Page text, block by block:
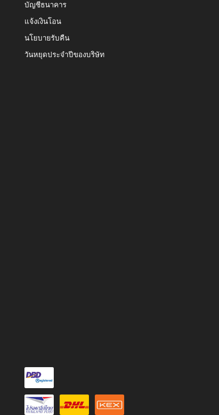
บัญชีธนาคาร
แจ้งเงินโอน
นโยบายรับคืน
วันหยุดประจำปีของบริษัท